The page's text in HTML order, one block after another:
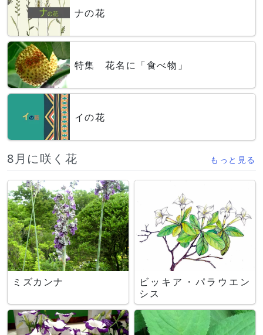
ナの花
特集 花名に「食べ物」
イの花
8月に咲く花 もっと見る
ミズカンナ
ビッキア・パラウエン
シス